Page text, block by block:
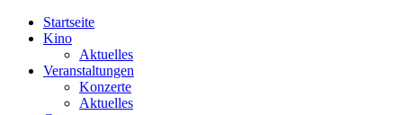
Startseite
Kino
Aktuelles
Veranstaltungen
Konzerte
Aktuelles